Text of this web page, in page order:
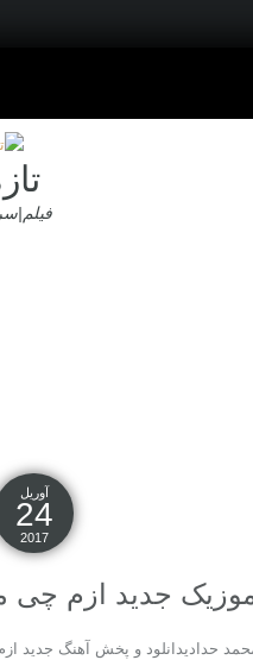
آوریل
24
2017
جدید ازم چی
حدادیدانلود و پخش آهنگ جدید